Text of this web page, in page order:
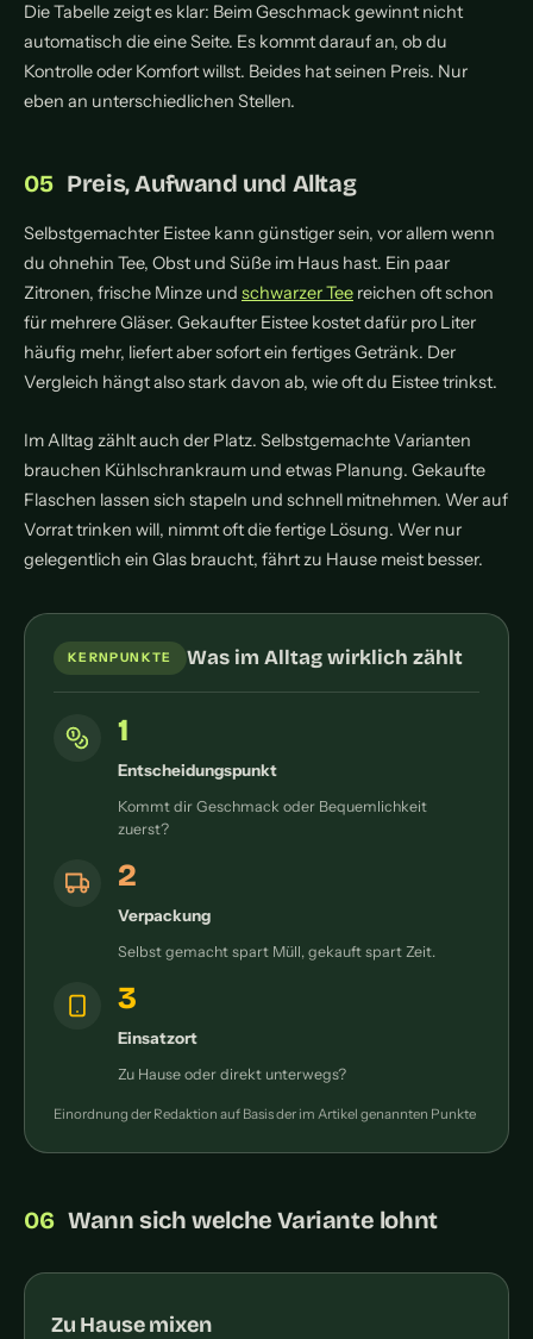
Die Tabelle zeigt es klar: Beim Geschmack gewinnt nicht
automatisch die eine Seite. Es kommt darauf an, ob du
Kontrolle oder Komfort willst. Beides hat seinen Preis. Nur
eben an unterschiedlichen Stellen.
Preis, Aufwand und Alltag
Selbstgemachter Eistee kann günstiger sein, vor allem wenn
du ohnehin Tee, Obst und Süße im Haus hast. Ein paar
Zitronen, frische Minze und schwarzer Tee reichen oft schon
für mehrere Gläser. Gekaufter Eistee kostet dafür pro Liter
häufig mehr, liefert aber sofort ein fertiges Getränk. Der
Vergleich hängt also stark davon ab, wie oft du Eistee trinkst.
Im Alltag zählt auch der Platz. Selbstgemachte Varianten
brauchen Kühlschrankraum und etwas Planung. Gekaufte
Flaschen lassen sich stapeln und schnell mitnehmen. Wer auf
Vorrat trinken will, nimmt oft die fertige Lösung. Wer nur
gelegentlich ein Glas braucht, fährt zu Hause meist besser.
KERNPUNKTE Was im Alltag wirklich zählt
1
Entscheidungspunkt
Kommt dir Geschmack oder Bequemlichkeit
zuerst?
2
Verpackung
Selbst gemacht spart Müll, gekauft spart Zeit.
3
Einsatzort
Zu Hause oder direkt unterwegs?
Einordnung der Redaktion auf Basis der im Artikel genannten Punkte
Wann sich welche Variante lohnt
Zu Hause mixen